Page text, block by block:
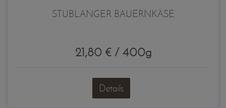
STUBLANGER BAUERNKÄSE
21,80 € / 400g
Details